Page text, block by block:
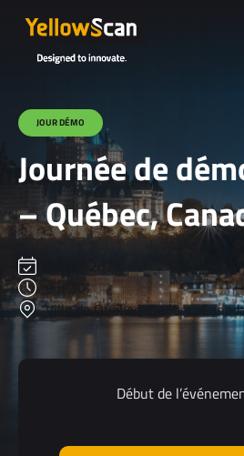
JOUR DÉMO
Journée de
– Québec,
9 h 30
Ville de Québec, Québec,
Début de